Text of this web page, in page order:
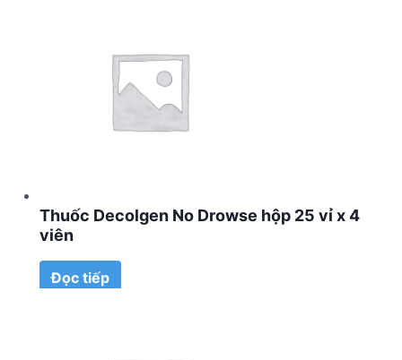
Thuốc Decolgen No Drowse hộp 25 vỉ x 4
viên
Đọc tiếp